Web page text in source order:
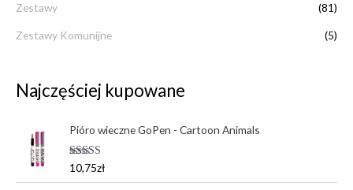
Zestawy (81)
Zestawy Komunijne (5)
Najczęściej kupowane
Pióro wieczne GoPen - Cartoon Animals
Oceniono
5.00
10,75zł